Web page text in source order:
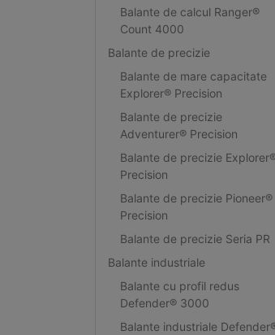
Balante de calcul Ranger®
Count 4000
Balante de precizie
Balante de mare capacitate
Explorer® Precision
Balante de precizie
Adventurer® Precision
Balante de precizie
Precision
Balante de precizie Pioneer®
Precision
Balante de precizie Seria PR
Balante industriale
Balante cu profil redus
Defender® 3000
Balante industriale